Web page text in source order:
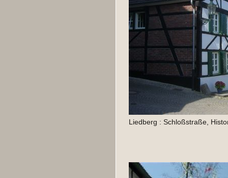
Liedberg : Schloßstraße,